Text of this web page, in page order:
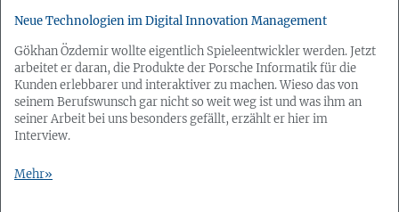
Neue Technologien im Digital Innovation Management
Gökhan Özdemir wollte eigentlich Spieleentwickler werden. Jetzt
arbeitet er daran, die Produkte der Porsche Informatik für die
Kunden erlebbarer und interaktiver zu machen. Wieso das von
seinem Berufswunsch gar nicht so weit weg ist und was ihm an
seiner Arbeit bei uns besonders gefällt, erzählt er hier im
Interview.
Mehr